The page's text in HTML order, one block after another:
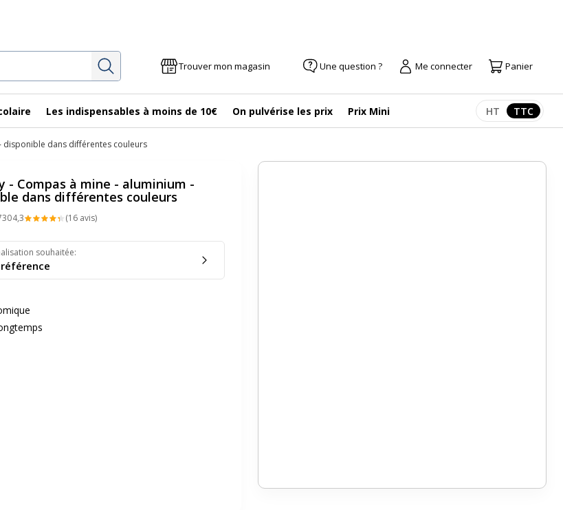
Rechercher Trouver mon magasin Une question ? Me connecter Panier
Les indispensables à moins de 10€ On pulvérise les prix Prix Mini Afficher les
HT TTC
disponible dans différentes couleurs
- Compas à mine - aluminium -
dans différentes couleurs
4,3 (16 avis)
souhaitée: